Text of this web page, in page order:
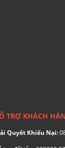
TRỢ KHÁCH
Quyết Khiếu Nại: